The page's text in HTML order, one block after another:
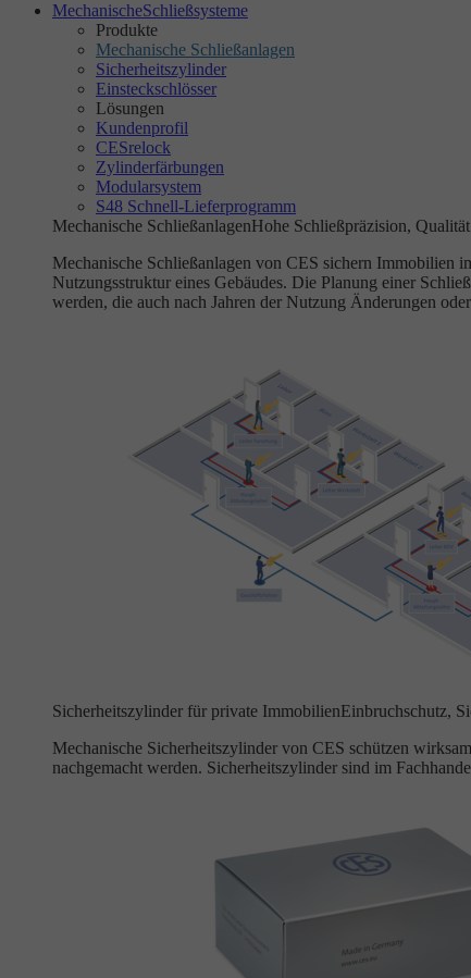
MechanischeSchließsysteme
Produkte
Mechanische Schließanlagen
Sicherheitszylinder
Einsteckschlösser
Lösungen
Kundenprofil
CESrelock
Zylinderfärbungen
Modularsystem
S48 Schnell-Lieferprogramm
Mechanische SchließanlagenHohe Schließpräzision,
Mechanische Schließanlagen von CES sichern Immobilien
Nutzungsstruktur eines Gebäudes. Die Planung einer
werden, die auch nach Jahren der Nutzung Änderungen
Sicherheitszylinder für private ImmobilienEinbruchschutz,
Mechanische Sicherheitszylinder von CES schützen
nachgemacht werden. Sicherheitszylinder sind im